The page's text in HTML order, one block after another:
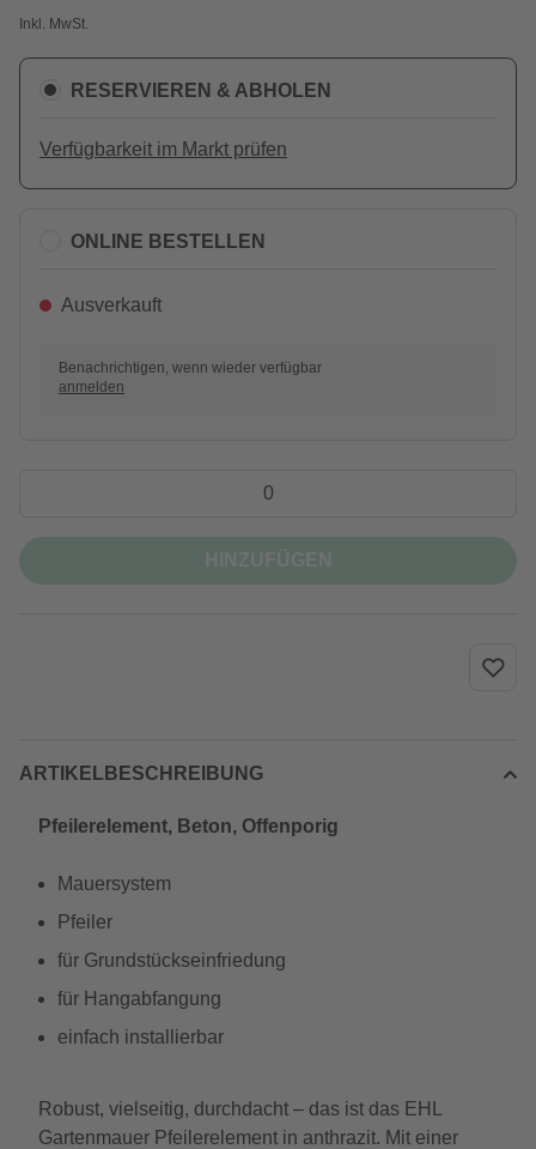
Inkl. MwSt.
RESERVIEREN & ABHOLEN
Verfügbarkeit im Markt prüfen
ONLINE BESTELLEN
Ausverkauft
Benachrichtigen, wenn wieder verfügbar
anmelden
ARTIKELBESCHREIBUNG
Pfeilerelement, Beton, Offenporig
Mauersystem
Pfeiler
für Grundstückseinfriedung
für Hangabfangung
einfach installierbar
Robust, vielseitig, durchdacht – das ist das EHL
Gartenmauer Pfeilerelement in anthrazit. Mit einer